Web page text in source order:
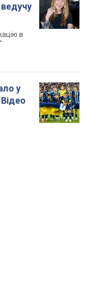
в
у
Відео